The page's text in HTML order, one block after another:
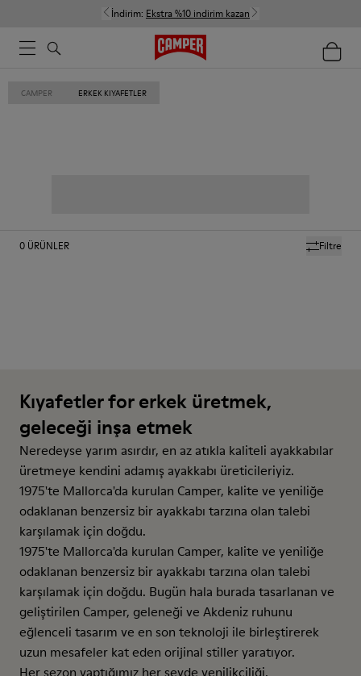
İndirim: Ekstra %10 indirim kazan
CAMPER ERKEK KIYAFETLER
Filtre
0 ÜRÜNLER
Kıyafetler for erkek üretmek,
geleceği inşa etmek
Neredeyse yarım asırdır, en az atıkla kaliteli ayakkabılar
üretmeye kendini adamış ayakkabı üreticileriyiz.
1975'te Mallorca'da kurulan Camper, kalite ve yeniliğe
odaklanan benzersiz bir ayakkabı tarzına olan talebi
karşılamak için doğdu.
1975'te Mallorca'da kurulan Camper, kalite ve yeniliğe
odaklanan benzersiz bir ayakkabı tarzına olan talebi
karşılamak için doğdu. Bugün hala burada tasarlanan ve
geliştirilen Camper, geleneği ve Akdeniz ruhunu
eğlenceli tasarım ve en son teknoloji ile birleştirerek
uzun mesafeler kat eden orijinal stiller yaratıyor.
Her sezon yaptığımız her şeyde yenilikçiliği,